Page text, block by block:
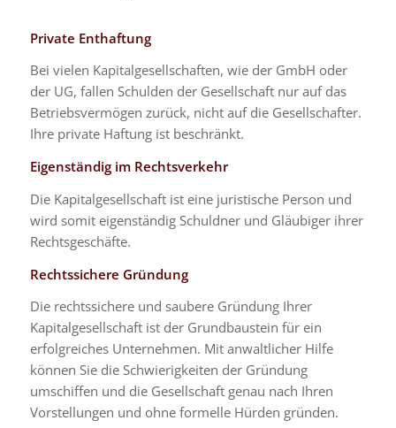
Private Enthaftung
Bei vielen Kapitalgesellschaften, wie der GmbH oder
der UG, fallen Schulden der Gesellschaft nur auf das
Betriebsvermögen zurück, nicht auf die Gesellschafter.
Ihre private Haftung ist beschränkt.
Eigenständig im Rechtsverkehr
Die Kapitalgesellschaft ist eine juristische Person und
wird somit eigenständig Schuldner und Gläubiger ihrer
Rechtsgeschäfte.
Rechtssichere Gründung
Die rechtssichere und saubere Gründung Ihrer
Kapitalgesellschaft ist der Grundbaustein für ein
erfolgreiches Unternehmen. Mit anwaltlicher Hilfe
können Sie die Schwierigkeiten der Gründung
umschiffen und die Gesellschaft genau nach Ihren
Vorstellungen und ohne formelle Hürden gründen.